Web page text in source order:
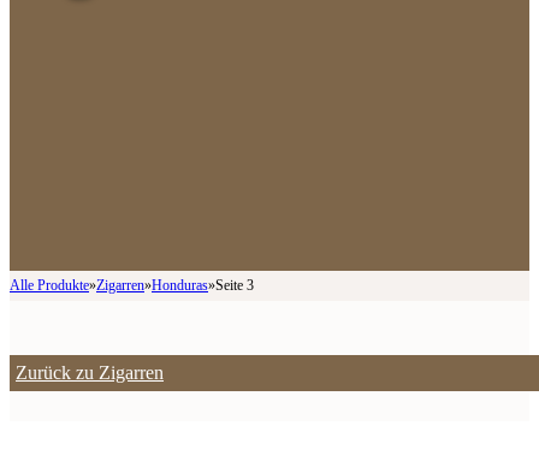
Alle Produkte»Zigarren»Honduras»Seite 3
Zurück zu Zigarren